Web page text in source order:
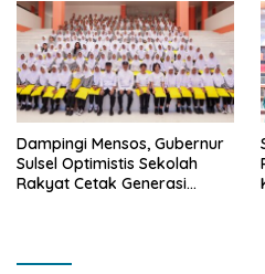
Dampingi Mensos, Gubernur
Sulsel Optimistis Sekolah
Rakyat Cetak Generasi